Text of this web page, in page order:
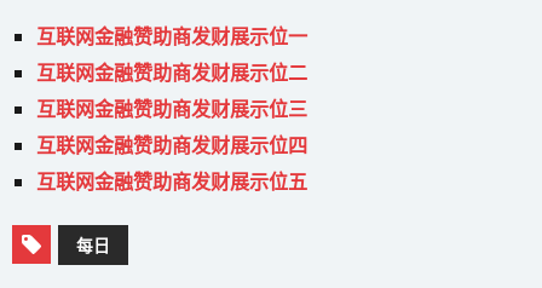
互联网金融赞助商发财展示位一
互联网金融赞助商发财展示位二
互联网金融赞助商发财展示位三
互联网金融赞助商发财展示位四
互联网金融赞助商发财展示位五
每日